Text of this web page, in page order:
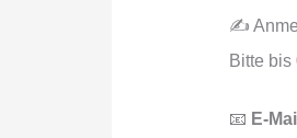
✍️
Bitte bis
📧 E-